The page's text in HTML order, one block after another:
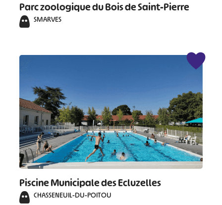
Parc zoologique du Bois de Saint-Pierre
SMARVES
Piscine Municipale des Ecluzelles
CHASSENEUIL-DU-POITOU